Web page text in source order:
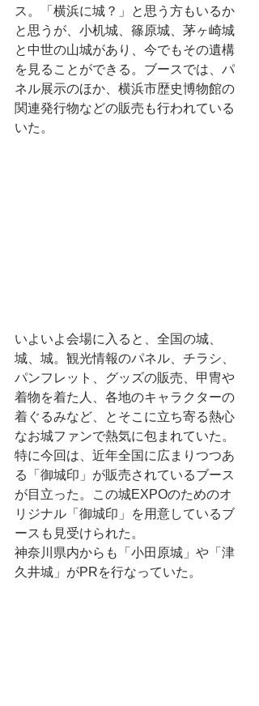
ス。「横浜に城？」と思う方もいるか
と思うが、小机城、篠原城、茅ヶ崎城
と中世の山城があり、今でもその遺構
を見ることができる。ブースでは、パ
ネル展示のほか、横浜市歴史博物館の
関連発行物などの販売も行われている
いた。
いよいよ会場に入ると、全国の城、
城、城。観光情報のパネル、チラシ、
パンフレット、グッズの販売、甲冑や
着物を着た人、各地のキャラクターの
着ぐるみなど、とそこに立ち寄る熱心
なお城ファンで熱気に包まれていた。
特に今回は、近年全国に広まりつつあ
る「御城印」が販売されているブース
が目立った。この城EXPOのためのオ
リジナル「御城印」を用意しているブ
ースも見受けられた。
神奈川県内からも「小田原城」や「津
久井城」がPRを行なっていた。